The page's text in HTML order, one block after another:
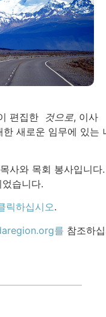
편집한 것으로, 이사
새로운 임무에 있는
사와 목회 봉사입니다.
습니다.
릭하십시오.
를 참조하